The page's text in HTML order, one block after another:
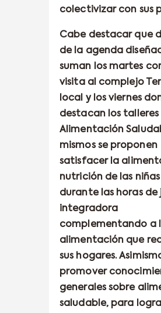
colectivizar con sus
Cabe destacar que
de la agenda
suman los martes
visita al complejo
local y los viernes
destacan los talleres
Alimentación
mismos se proponen
satisfacer la
nutrición de las niñas
durante las horas de
integradora
complementando a
alimentación que
sus hogares.
promover
generales sobre
saludable, para